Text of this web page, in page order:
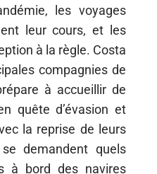
les voyages
leur cours, et les
à la règle. Costa
compagnies de
à accueillir de
quête d’évasion et
la reprise de leurs
demandent quels
à bord des navires